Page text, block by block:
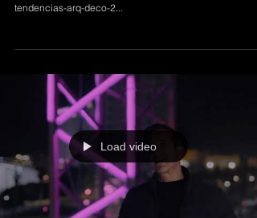
Manuel Clavel en ARQDECÓ 2022
Puedes leer la información completa aquí / Visit the link
read the info: http://www.tureforma.org/la-pasarela-de-
tendencias-arq-deco-2...